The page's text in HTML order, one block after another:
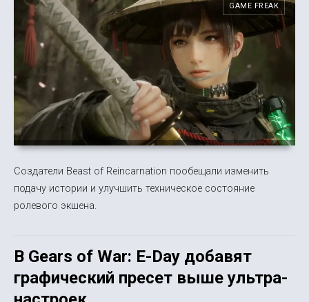
GAME FREAK
Создатели Beast of Reincarnation пообещали изменить
подачу истории и улучшить техническое состояние
ролевого экшена.
В Gears of War: E-Day добавят
графический пресет выше ультра-